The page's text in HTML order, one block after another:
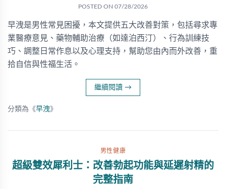
POSTED ON 07/28/2026
早洩是男性常見困擾，本文提供五大改善對策，包括尋求專
業醫療意見、藥物輔助治療（如達泊西汀）、行為訓練技
巧、調整日常作息以及心理支持，幫助您由內而外改善，重
拾自信與性福生活。
繼續閱讀 →
分類為《早洩》
男性健康
超級雙效犀利士：改善勃起功能與延遲射精的
完整指南